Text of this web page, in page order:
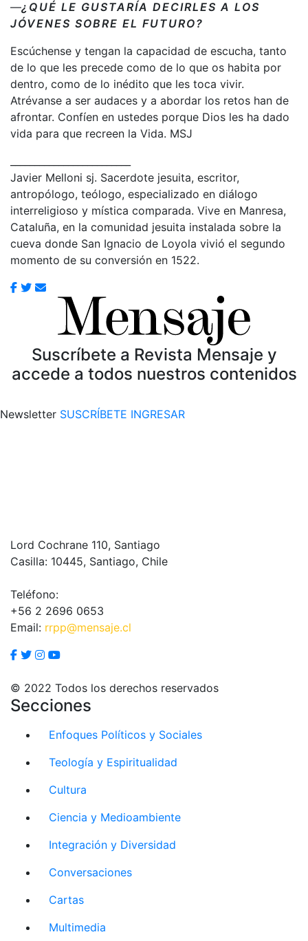
—¿QUÉ LE GUSTARÍA DECIRLES A LOS
JÓVENES SOBRE EL FUTURO?
Escúchense y tengan la capacidad de escucha, tanto
de lo que les precede como de lo que os habita por
dentro, como de lo inédito que les toca vivir.
Atrévanse a ser audaces y a abordar los retos han de
afrontar. Confíen en ustedes porque Dios les ha dado
vida para que recreen la Vida. MSJ
Javier Melloni sj. Sacerdote jesuita, escritor,
antropólogo, teólogo, especializado en diálogo
interreligioso y mística comparada. Vive en Manresa,
Cataluña, en la comunidad jesuita instalada sobre la
cueva donde San Ignacio de Loyola vivió el segundo
momento de su conversión en 1522.
Suscríbete a Revista Mensaje y
accede a todos nuestros contenidos
Newsletter SUSCRÍBETE INGRESAR
Lord Cochrane 110, Santiago
Casilla: 10445, Santiago, Chile
Teléfono:
+56 2 2696 0653
Email: rrpp@mensaje.cl
© 2022 Todos los derechos reservados
Secciones
Enfoques Políticos y Sociales
Teología y Espiritualidad
Cultura
Ciencia y Medioambiente
Integración y Diversidad
Conversaciones
Cartas
Multimedia